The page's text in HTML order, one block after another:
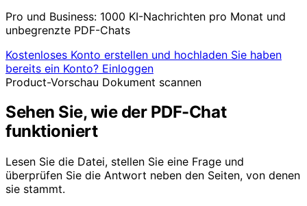
Pro und Business: 1000 KI-Nachrichten pro Monat und
unbegrenzte PDF-Chats
Kostenloses Konto erstellen und hochladen Sie haben
bereits ein Konto? Einloggen
Product-Vorschau Dokument scannen
Sehen Sie, wie der PDF-Chat
funktioniert
Lesen Sie die Datei, stellen Sie eine Frage und
überprüfen Sie die Antwort neben den Seiten, von denen
sie stammt.